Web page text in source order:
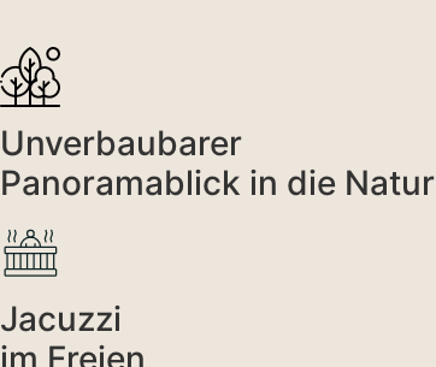
Unverbaubarer
Panoramablick in die Natur
Jacuzzi
im Freien